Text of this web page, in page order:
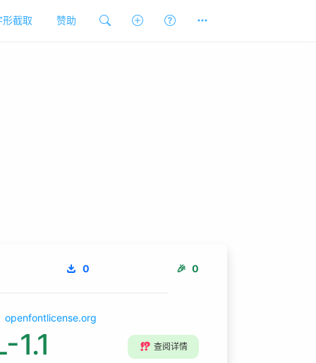
形截取 赞助
0 🎉 0
openfontlicense.org
1.1 ⁉️ 查阅详情